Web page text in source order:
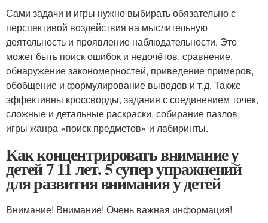
Сами задачи и игры нужно выбирать обязательно с
перспективой воздействия на мыслительную
деятельность и проявление наблюдательности. Это
может быть поиск ошибок и недочётов, сравнение,
обнаружение закономерностей, приведение примеров,
обобщение и формулирование выводов и т.д. Также
эффективны кроссворды, задания с соединением точек,
сложные и детальные раскраски, собирание пазлов,
игры жанра «поиск предметов» и лабиринты.
Как концентрировать внимание у
детей 7 11 лет. 5 супер упражнений
для развития внимания у детей
Внимание! Внимание! Очень важная информация!